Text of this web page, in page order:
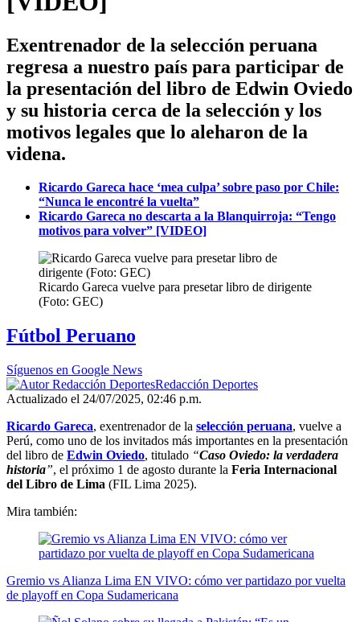
Exentrenador de la selección peruana
regresa a nuestro país para participar de
la presentación del libro de Edwin Oviedo
y su historia cerca de la selección y los
motivos legales que lo aleharon de la
videna.
Ricardo Gareca hace ‘mea culpa’ sobre paso por Chile:
“Nunca le encontré la vuelta”
Ricardo Gareca no descarta a la Blanquirroja: “Tengo
motivos para volver” [VIDEO]
Ricardo Gareca vuelve para presetar libro de dirigente
(Foto: GEC)
Fútbol Peruano
Síguenos en Google News
Redacción Deportes
Actualizado el 24/07/2025, 02:46 p.m.
Ricardo Gareca, exentrenador de la selección peruana, vuelve a
Perú, como uno de los invitados más importantes en la presentación
del libro de Edwin Oviedo, titulado “Caso Oviedo: la verdadera
historia”, el próximo 1 de agosto durante la Feria Internacional
del Libro de Lima (FIL Lima 2025).
Mira también:
Gremio vs Alianza Lima EN VIVO: cómo ver partidazo por vuelta
de playoff en Copa Sudamericana